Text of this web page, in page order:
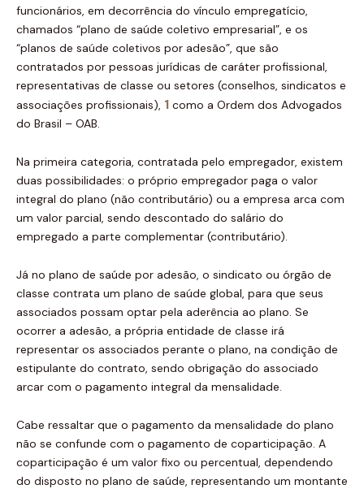
funcionários, em decorrência do vínculo empregatício,
chamados “plano de saúde coletivo empresarial”, e os
“planos de saúde coletivos por adesão”, que são
contratados por pessoas jurídicas de caráter profissional,
representativas de classe ou setores (conselhos, sindicatos e
associações profissionais), 1 como a Ordem dos Advogados
do Brasil – OAB.
Na primeira categoria, contratada pelo empregador, existem
duas possibilidades: o próprio empregador paga o valor
integral do plano (não contributário) ou a empresa arca com
um valor parcial, sendo descontado do salário do
empregado a parte complementar (contributário).
Já no plano de saúde por adesão, o sindicato ou órgão de
classe contrata um plano de saúde global, para que seus
associados possam optar pela aderência ao plano. Se
ocorrer a adesão, a própria entidade de classe irá
representar os associados perante o plano, na condição de
estipulante do contrato, sendo obrigação do associado
arcar com o pagamento integral da mensalidade.
Cabe ressaltar que o pagamento da mensalidade do plano
não se confunde com o pagamento de coparticipação. A
coparticipação é um valor fixo ou percentual, dependendo
do disposto no plano de saúde, representando um montante